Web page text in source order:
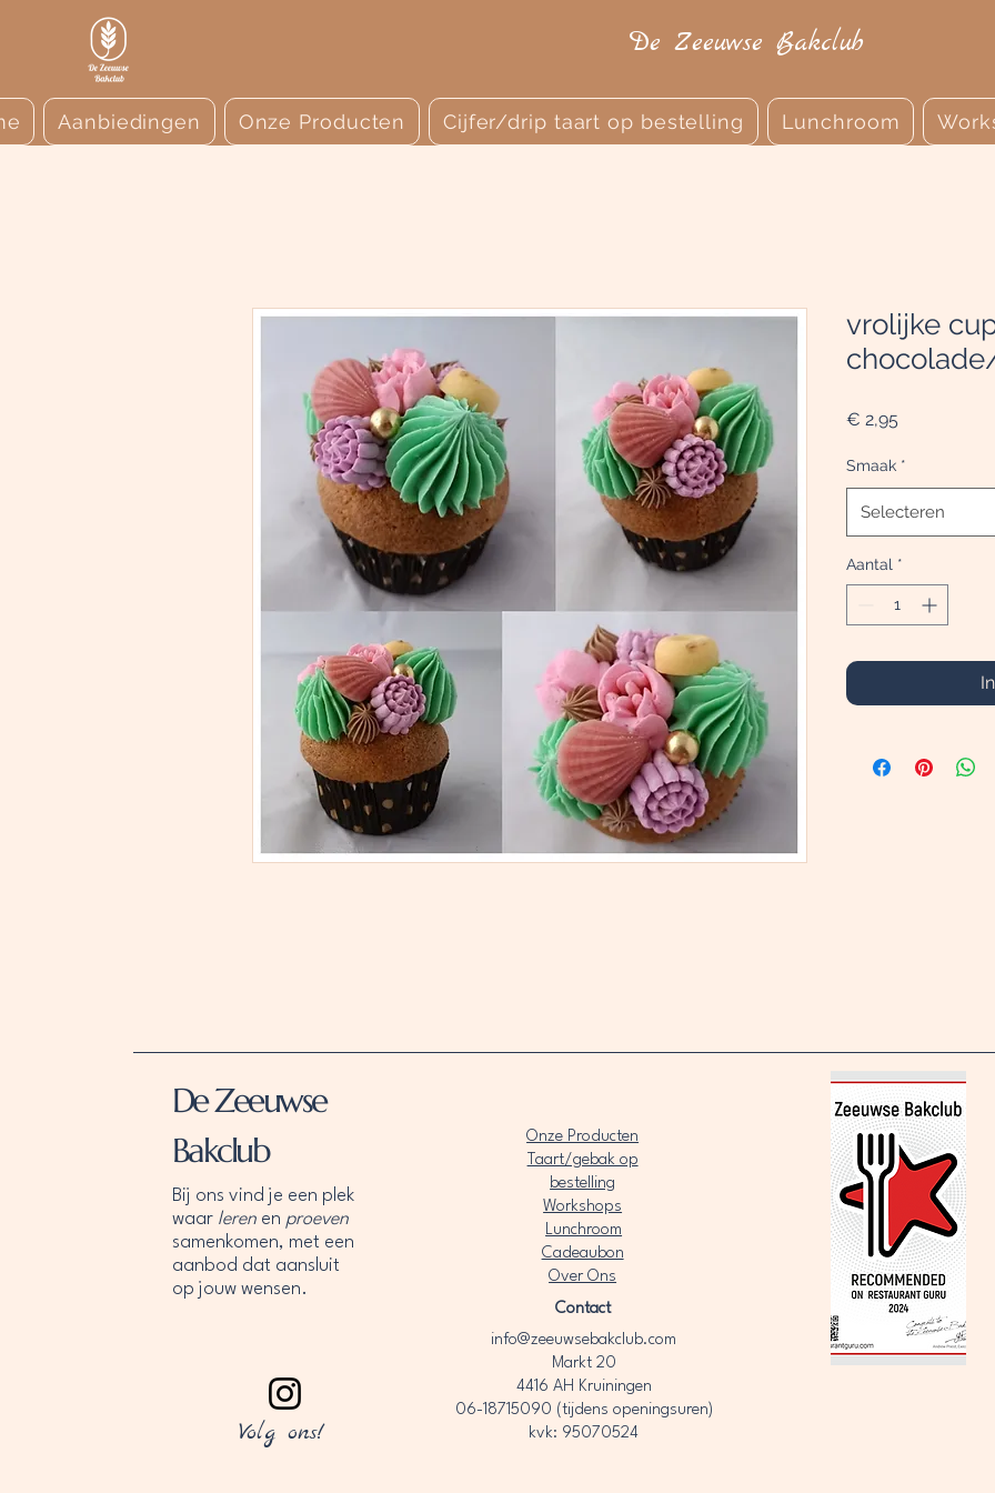
De Zeeuwse Bakclub
Aanbiedingen Onze Producten Cijfer/drip taart op bestelling Lunchroom
vrolijke
€ 2,95
Smaak *
Selecteren
Aantal *
De Zeeuwse
Bakclub
Bij ons vind je een plek
waar leren en proeven
samenkomen, met een
aanbod dat aansluit
op jouw wensen.
Volg ons!
Onze Producten
Taart/gebak op
bestelling
Workshops
Lunchroom
Cadeaubon
Over Ons​
Contact
info@zeeuwsebakclub.com
Markt 20
4416 AH Kruiningen
06-18715090 (tijdens openingsuren)
kvk: 95070524